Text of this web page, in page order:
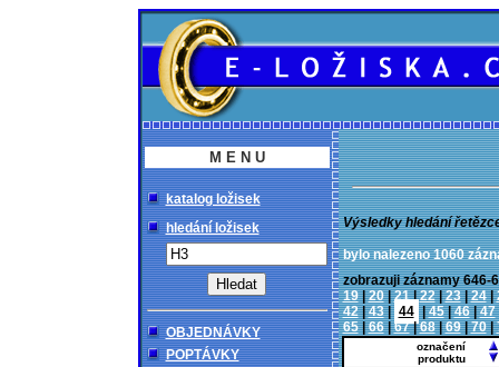
M E N U
katalog ložisek
hledání ložisek
OBJEDNÁVKY
POPTÁVKY
Výsledky hledání
bylo nalezeno 1060
zobrazuji záznamy
19|20|21|22|23|24|
42|43| 44 |45|46|47
65|66|67|68|69|70|
označení
produktu